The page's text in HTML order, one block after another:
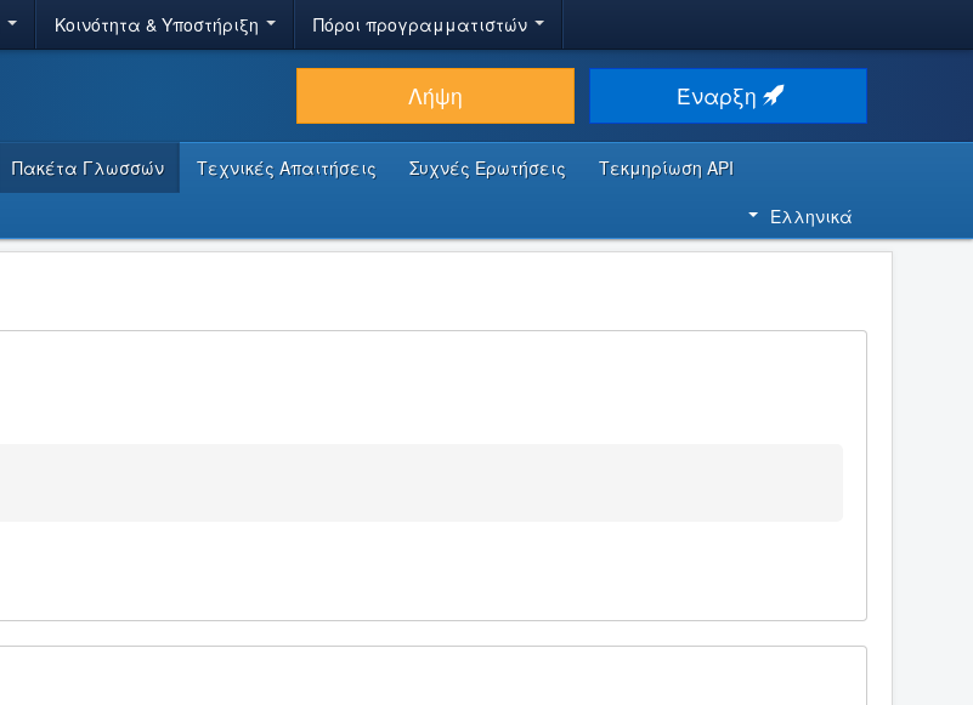
Κοινότητα & Υποστήριξη Πόροι προγραμματιστών
Λήψη Έναρξη
Πακέτα Γλωσσών Τεχνικές Απαιτήσεις Συχνές Ερωτήσεις
Τεκμηρίωση API
Ελληνικά